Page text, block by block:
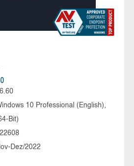
10 Professional (English),
Bit)
Dez/2022